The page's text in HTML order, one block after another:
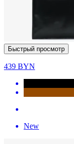
Быстрый просмотр
439 BYN
New